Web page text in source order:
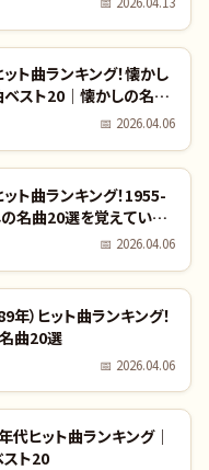
ト曲ランキング！懐かし
スト20｜懐かしの名曲
📅 2026.04.06
ト曲ランキング！1955-
名曲20選を覚えていま
📅 2026.04.06
）ヒット曲ランキング！
曲20選
📅 2026.04.06
代ヒット曲ランキング｜
ト20